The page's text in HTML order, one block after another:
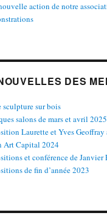
action de notre
DES
sculpture sur bois
salons de mars et avril 2025
Laurette et Yves Geoffray
Art Capital 2024
et conférence de Janvier
de fin d’année 2023